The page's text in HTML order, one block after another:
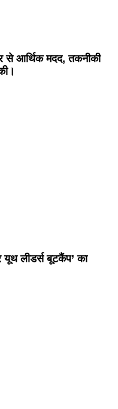
से आर्थिक मदद, तकनीकी
यूथ लीडर्स बूटकैंप’ का